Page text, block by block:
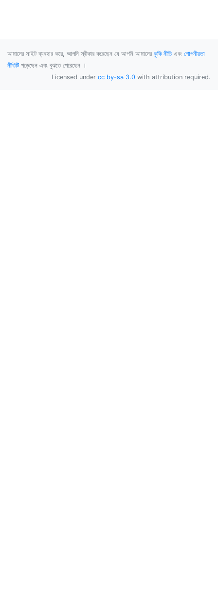
আমাদের সাইট ব্যবহার করে, আপনি স্বীকার করেছেন যে আপনি আমাদের কুকি নীতিএবং গোপনীয়তা
নীতিটি পড়েছেন এবং বুঝতে পেরেছেন ।
Licensed under cc by-sa 3.0 with attribution required.